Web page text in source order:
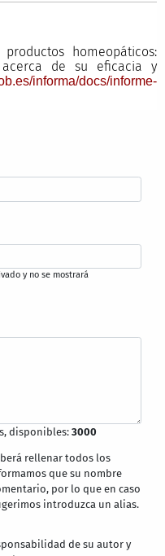
homeopáticos:
de su eficacia y
informa/docs/informe-
y no se mostrará
disponibles:3000
rellenar todos los
que su nombre
por lo que en caso
introduzca un alias.
de su autor y